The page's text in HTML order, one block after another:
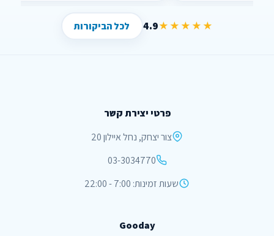
★★★★★
4.9 לכל הביקורות
פרטי יצירת קשר
צור יצחק, נחל איילון 20
03-3034770
שעות זמינות: 7:00 - 22:00
Gooday